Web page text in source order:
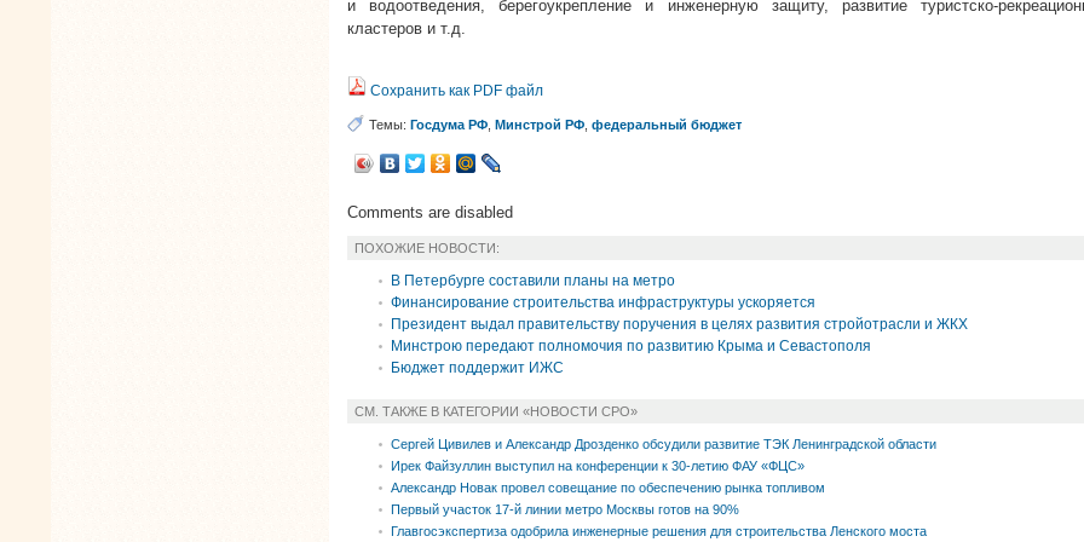
и водоотведения, берегоукрепление и инженерную защиту, развитие туристско-
кластеров и т.д.
Сохранить как PDF файл
Темы: Госдума РФ Минстрой РФ федеральный бюджет
Comments are disabled
ПОХОЖИЕ НОВОСТИ:
В Петербурге составили планы на метро
Финансирование строительства инфраструктуры ускоряется
Президент выдал правительству поручения в целях развития стройотрасли и ЖКХ
Минстрою передают полномочия по развитию Крыма и Севастополя
Бюджет поддержит ИЖС
СМ. ТАКЖЕ В КАТЕГОРИИ «НОВОСТИ СРО»
Сергей Цивилев и Александр Дрозденко обсудили развитие ТЭК Ленинградской области
Ирек Файзуллин выступил на конференции к 30-летию ФАУ «ФЦС»
Александр Новак провел совещание по обеспечению рынка топливом
Первый участок 17-й линии метро Москвы готов на 90%
Главгосэкспертиза одобрила инженерные решения для строительства Ленского моста